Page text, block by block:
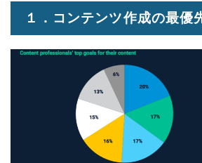
１．コンテンツ作成の最優